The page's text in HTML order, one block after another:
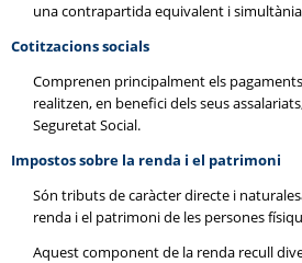
una contrapartida equivalent i
Cotitzacions socials
Comprenen principalment els
realitzen, en benefici dels seus
Seguretat Social.
Impostos sobre la renda i el patrimoni
Són tributs de caràcter directe i
renda i el patrimoni de les persones
Aquest component de la renda recull